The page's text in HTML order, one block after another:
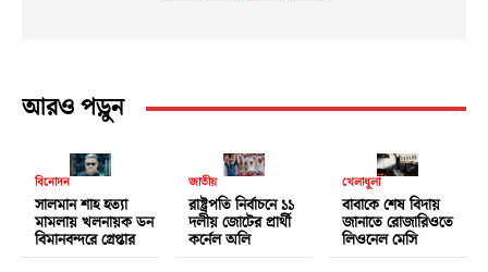
আরও পড়ুন
বিনোদন
সালমান শাহ হত্যা
মামলায় খলনায়ক ডন
বিমানবন্দরে গ্রেপ্তার
জাতীয়
রাষ্ট্রপতি নির্বাচনে ১১
দলীয় জোটের প্রার্থী
কর্নেল অলি
খেলাধুলা
বাবাকে শেষ বিদায়
জানাতে রোজারিওতে
লিওনেল মেসি